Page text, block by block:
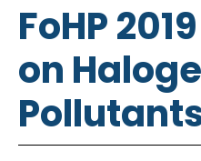
FoHP
on